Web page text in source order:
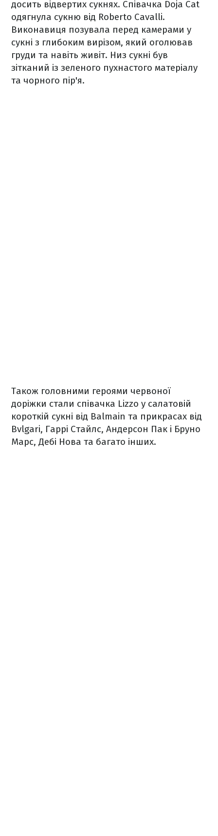
досить відвертих сукнях. Співачка Doja Cat
одягнула сукню від Roberto Cavalli.
Виконавиця позувала перед камерами у
сукні з глибоким вирізом, який оголював
груди та навіть живіт. Низ сукні був
зітканий із зеленого пухнастого матеріалу
та чорного пір'я.
Також головними героями червоної
доріжки стали співачка Lizzo у салатовій
короткій сукні від Balmain та прикрасах від
Bvlgari, Гаррі Стайлс, Андерсон Пак і Бруно
Марс, Дебі Нова та багато інших.